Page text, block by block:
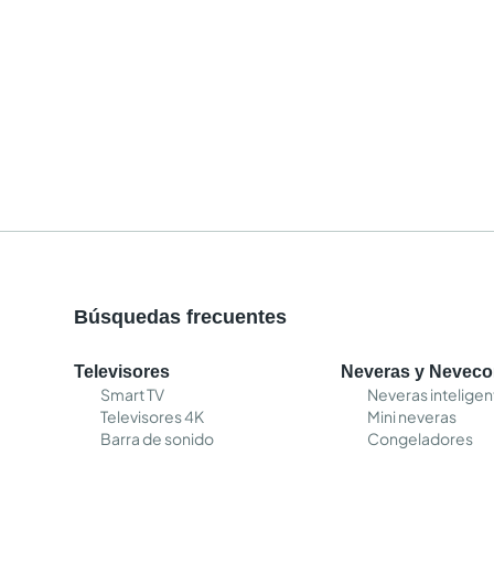
Búsquedas frecuentes
Televisores
Smart TV
Televisores 4K
Barra de sonido
Neveras y
Neveras
Mini neveras
Congeladores